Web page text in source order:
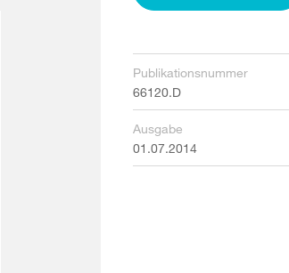
Publikationsnummer
66120.D
Ausgabe
01.07.2014